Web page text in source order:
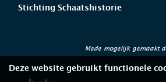
Stichting Schaatshistorie
Mede mogelijk gemaakt
Deze website gebruikt functionele